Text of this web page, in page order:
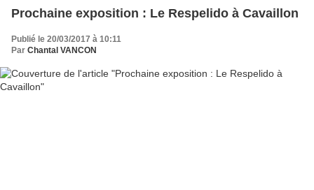
Prochaine exposition : Le Respelido à Cavaillon
Publié le 20/03/2017 à 10:11
Par Chantal VANCON